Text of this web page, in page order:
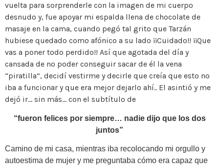
vuelta para sorprenderle con la imagen de mi cuerpo
desnudo y, fue apoyar mi espalda llena de chocolate de
masaje en la cama, cuando pegó tal grito que Tarzán
hubiese quedado como afónico a su lado ¡¡Cuidado!! ¡¡Que
vas a poner todo perdido!! Así que agotada del día y
cansada de no poder conseguir sacar de él la vena
“piratilla”, decidí vestirme y decirle que creía que esto no
iba a funcionar y que era mejor dejarlo ahí.. El asintió y me
dejó ir… sin más… con el subtítulo de
“fueron felices por siempre… nadie dijo que los dos
juntos”
Camino de mi casa, mientras iba recolocando mi orgullo y
autoestima de mujer y me preguntaba cómo era capaz que